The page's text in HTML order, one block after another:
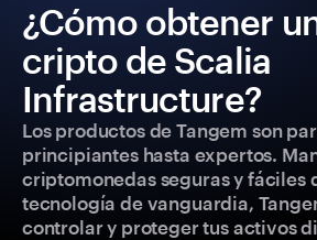
¿Cómo obtener
cripto de Scalia
Infrastructure?
Los productos de Tangem son
principiantes hasta expertos.
criptomonedas seguras y fáciles
tecnología de vanguardia,
controlar y proteger tus activos